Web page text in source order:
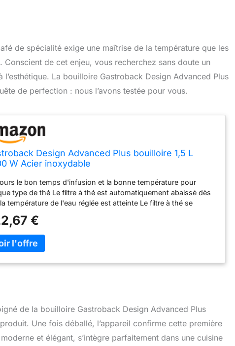
de spécialité exige une maîtrise de la température que les
de cet enjeu, vous recherchez sans doute un
La bouilloire Gastroback Design Advanced Plus
de perfection : nous l’avons testée pour vous.
Design Advanced Plus bouilloire 1,5 L
W Acier inoxydable
le bon temps d'infusion et la bonne température pour
type de thé Le filtre à thé est automatiquement abaissé dès
température de l'eau réglée est atteinte Le filtre à thé se
Minuterie d'allumage 24 heures (démarrage automatique)
€
de la bouilloire Gastroback Design Advanced Plus
Une fois déballé, l’appareil confirme cette première
et élégant, s’intègre parfaitement dans une cuisine